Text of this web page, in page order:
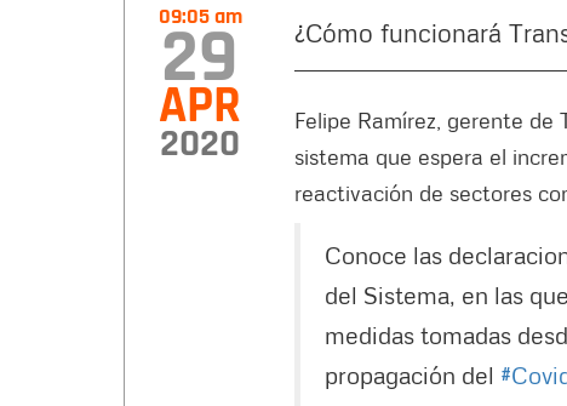
09:05 am
29
APR
2020
¿Cómo funcionará
Felipe Ramírez, gerente de
sistema que espera el
reactivación de sectores
Conoce las
del Sistema, en las
medidas tomadas
propagación del